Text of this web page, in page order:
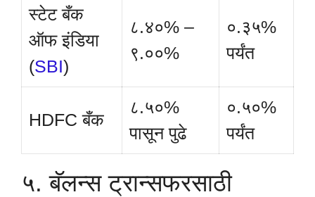
स्टेट बँक
ऑफ इंडिया
(SBI)
८.४०% –
९.००%
०.३५%
पर्यंत
HDFC बँक
८.५०%
पासून पुढे
०.५०%
पर्यंत
५. बॅलन्स ट्रान्सफरसाठी